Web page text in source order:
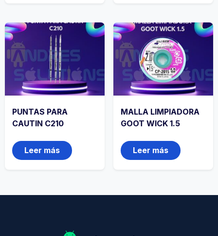
PUNTAS PARA
CAUTIN C210
Leer más
MALLA LIMPIADORA
GOOT WICK 1.5
Leer más